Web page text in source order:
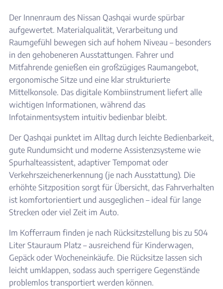
Der Innenraum des Nissan Qashqai wurde spürbar
aufgewertet. Materialqualität, Verarbeitung und
Raumgefühl bewegen sich auf hohem Niveau – besonders
in den gehobeneren Ausstattungen. Fahrer und
Mitfahrende genießen ein großzügiges Raumangebot,
ergonomische Sitze und eine klar strukturierte
Mittelkonsole. Das digitale Kombiinstrument liefert alle
wichtigen Informationen, während das
Infotainmentsystem intuitiv bedienbar bleibt.
Der Qashqai punktet im Alltag durch leichte Bedienbarkeit,
gute Rundumsicht und moderne Assistenzsysteme wie
Spurhalteassistent, adaptiver Tempomat oder
Verkehrszeichenerkennung (je nach Ausstattung). Die
erhöhte Sitzposition sorgt für Übersicht, das Fahrverhalten
ist komfortorientiert und ausgeglichen – ideal für lange
Strecken oder viel Zeit im Auto.
Im Kofferraum finden je nach Rücksitzstellung bis zu 504
Liter Stauraum Platz – ausreichend für Kinderwagen,
Gepäck oder Wocheneinkäufe. Die Rücksitze lassen sich
leicht umklappen, sodass auch sperrigere Gegenstände
problemlos transportiert werden können.